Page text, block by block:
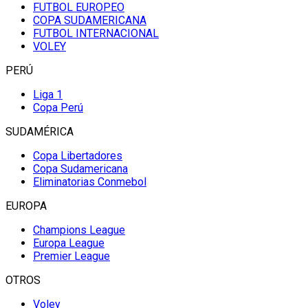
FUTBOL EUROPEO
COPA SUDAMERICANA
FUTBOL INTERNACIONAL
VOLEY
PERÚ
Liga 1
Copa Perú
SUDAMÉRICA
Copa Libertadores
Copa Sudamericana
Eliminatorias Conmebol
EUROPA
Champions League
Europa League
Premier League
OTROS
Voley